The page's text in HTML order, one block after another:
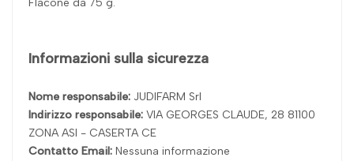
Informazioni sulla sicurezza
Nome responsabile: JUDIFARM Srl
Indirizzo responsabile: VIA GEORGES CLAUDE, 28 81100
ZONA ASI - CASERTA CE
Contatto Email: Nessuna informazione